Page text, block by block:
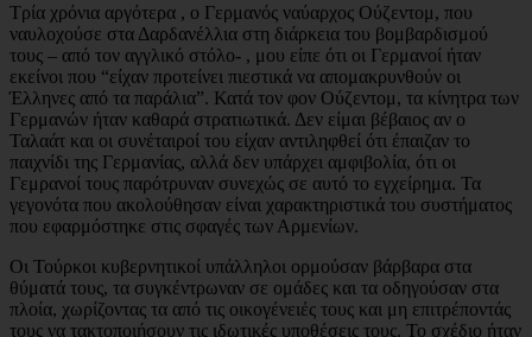
Τρία χρόνια αργότερα , ο Γερμανός ναύαρχος Ούζεντομ, που
ναυλοχούσε στα Δαρδανέλλια στη διάρκεια του βομβαρδισμού
τους – από τον αγγλικό στόλο- , μου είπε ότι οι Γερμανοί ήταν
εκείνοι που “είχαν προτείνει πιεστικά να απομακρυνθούν οι
Έλληνες από τα παράλια”. Κατά τον φον Ούζεντομ, τα κίνητρα των
Γερμανών ήταν καθαρά στρατιωτικά. Δεν είμαι βέβαιος αν ο
Ταλαάτ και οι συνέταιροί του είχαν αντιληφθεί ότι έπαιζαν το
παιχνίδι της Γερμανίας, αλλά δεν υπάρχει αμφιβολία, ότι οι
Γεμρανοί τους παρότρυναν συνεχώς σε αυτό το εγχείρημα. Τα
γεγονότα που ακολούθησαν είναι χαρακτηριστικά του συστήματος
που εφαρμόστηκε στις σφαγές των Αρμενίων.
Οι Τούρκοι κυβερνητικοί υπάλληλοι ορμούσαν βάρβαρα στα
θύματά τους, τα συγκέντρωναν σε ομάδες και τα οδηγούσαν στα
πλοία, χωρίζοντας τα από τις οικογένειές τους και μη επιτρέποντάς
τους να τακτοποιήσουν τις ιδωτικές υποθέσεις τους. Το σχέδιο ήταν